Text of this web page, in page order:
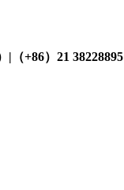
|（+86）21 38228895